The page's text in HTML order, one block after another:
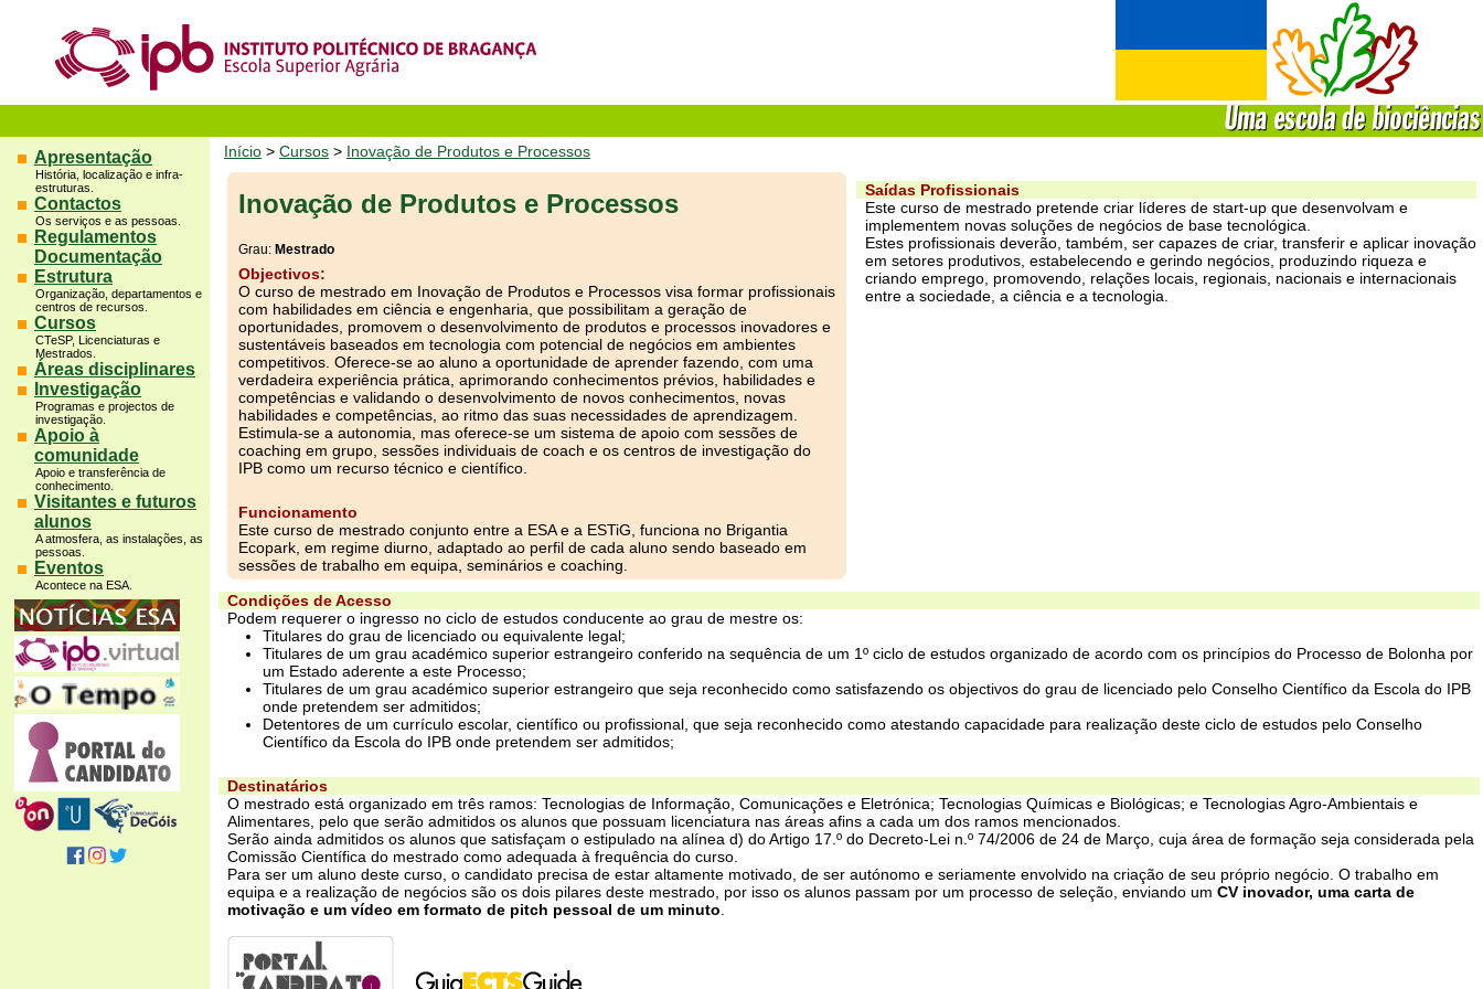
Apresentação
História, localização e infra-
estruturas.
Contactos
Os serviços e as pessoas.
Regulamentos
Documentação
Estrutura
Organização, departamentos e
centros de recursos.
Cursos
CTeSP, Licenciaturas e
Mestrados.
Áreas disciplinares
Investigação
Programas e projectos de
investigação.
Apoio à
comunidade
Apoio e transferência de
conhecimento.
Visitantes e futuros
alunos
A atmosfera, as instalações, as
pessoas.
Eventos
Acontece na ESA.
Início > Cursos > Inovação de Produtos e Processos
Inovação de Produtos e Processos
Grau: Mestrado
Objectivos:
O curso de mestrado em Inovação de Produtos e Processos visa formar profissionais
com habilidades em ciência e engenharia, que possibilitam a geração de
oportunidades, promovem o desenvolvimento de produtos e processos inovadores e
sustentáveis baseados em tecnologia com potencial de negócios em ambientes
competitivos. Oferece-se ao aluno a oportunidade de aprender fazendo, com uma
verdadeira experiência prática, aprimorando conhecimentos prévios, habilidades e
competências e validando o desenvolvimento de novos conhecimentos, novas
habilidades e competências, ao ritmo das suas necessidades de aprendizagem.
Estimula-se a autonomia, mas oferece-se um sistema de apoio com sessões de
coaching em grupo, sessões individuais de coach e os centros de investigação do
IPB como um recurso técnico e científico.
Funcionamento
Este curso de mestrado conjunto entre a ESA e a ESTiG, funciona no Brigantia
Ecopark, em regime diurno, adaptado ao perfil de cada aluno sendo baseado em
sessões de trabalho em equipa, seminários e coaching.
Saídas Profissionais
Este curso de mestrado pretende criar líderes de start-up que desenvolvam e
implementem novas soluções de negócios de base tecnológica.
Estes profissionais deverão, também, ser capazes de criar, transferir e aplicar inovação
em setores produtivos, estabelecendo e gerindo negócios, produzindo riqueza e
criando emprego, promovendo, relações locais, regionais, nacionais e internacionais
entre a sociedade, a ciência e a tecnologia.
Condições de Acesso
Podem requerer o ingresso no ciclo de estudos conducente ao grau de mestre os:
Titulares do grau de licenciado ou equivalente legal;
Titulares de um grau académico superior estrangeiro conferido na sequência de um 1º ciclo de estudos organizado de acordo com os princípios do Processo de Bolonha por
um Estado aderente a este Processo;
Titulares de um grau académico superior estrangeiro que seja reconhecido como satisfazendo os objectivos do grau de licenciado pelo Conselho Científico da Escola do IPB
onde pretendem ser admitidos;
Detentores de um currículo escolar, científico ou profissional, que seja reconhecido como atestando capacidade para realização deste ciclo de estudos pelo Conselho
Científico da Escola do IPB onde pretendem ser admitidos;
Destinatários
O mestrado está organizado em três ramos: Tecnologias de Informação, Comunicações e Eletrónica; Tecnologias Químicas e Biológicas; e Tecnologias Agro-Ambientais e
Alimentares, pelo que serão admitidos os alunos que possuam licenciatura nas áreas afins a cada um dos ramos mencionados.
Serão ainda admitidos os alunos que satisfaçam o estipulado na alínea d) do Artigo 17.º do Decreto-Lei n.º 74/2006 de 24 de Março, cuja área de formação seja considerada pela
Comissão Científica do mestrado como adequada à frequência do curso.
Para ser um aluno deste curso, o candidato precisa de estar altamente motivado, de ser autónomo e seriamente envolvido na criação de seu próprio negócio. O trabalho em
equipa e a realização de negócios são os dois pilares deste mestrado, por isso os alunos passam por um processo de seleção, enviando um CV inovador, uma carta de
motivação e um vídeo em formato de pitch pessoal de um minuto